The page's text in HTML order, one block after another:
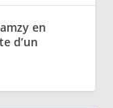
en
d’un